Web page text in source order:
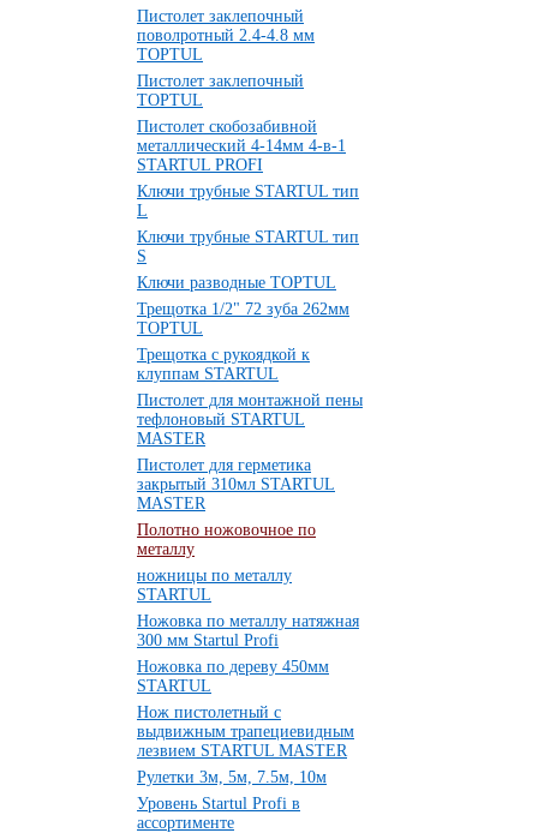
Пистолет заклепочный
поволротный 2.4-4.8 мм
TOPTUL
Пистолет заклепочный
TOPTUL
Пистолет скобозабивной
металлический 4-14мм 4-в-1
STARTUL PROFI
Ключи трубные STARTUL тип
L
Ключи трубные STARTUL тип
S
Ключи разводные TOPTUL
Трещотка 1/2" 72 зуба 262мм
TOPTUL
Трещотка с рукоядкой к
клуппам STARTUL
Пистолет для монтажной пены
тефлоновый STARTUL
MASTER
Пистолет для герметика
закрытый 310мл STARTUL
MASTER
Полотно ножовочное по
металлу
ножницы по металлу
STARTUL
Ножовка по металлу натяжная
300 мм Startul Profi
Ножовка по дереву 450мм
STARTUL
Нож пистолетный с
выдвижным трапециевидным
лезвием STARTUL MASTER
Рулетки 3м, 5м, 7.5м, 10м
Уровень Startul Profi в
ассортименте